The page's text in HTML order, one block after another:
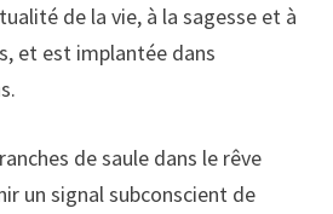
de la vie, à la sagesse et à
et est implantée dans
de saule dans le rêve
un signal subconscient de